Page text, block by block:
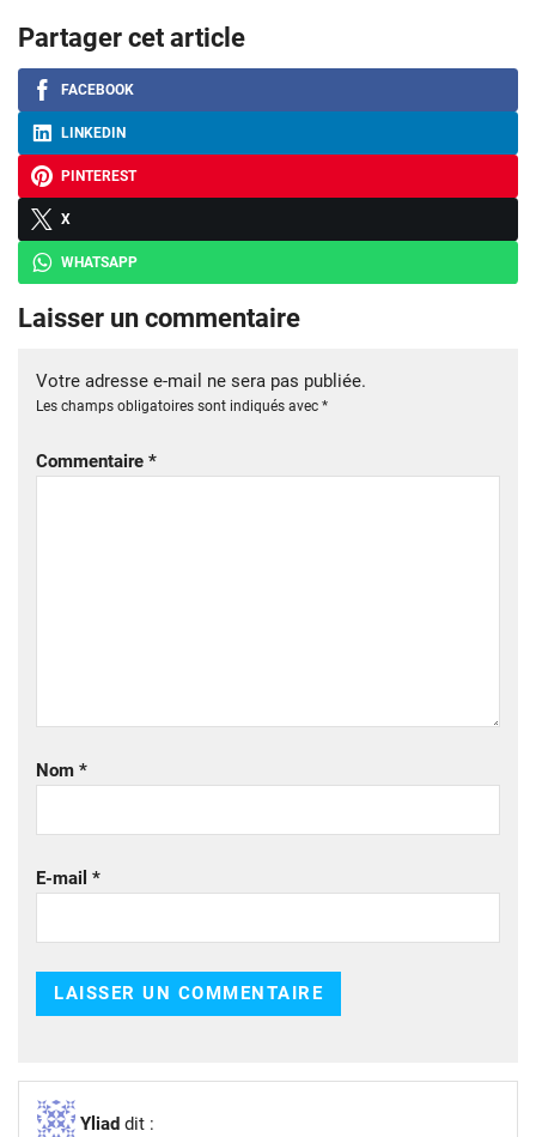
Partager cet article
FACEBOOK
LINKEDIN
PINTEREST
X
WHATSAPP
Laisser un commentaire
Votre adresse e-mail ne sera pas publiée.
Les champs obligatoires sont indiqués avec *
Commentaire *
Nom *
E-mail *
Yliad dit :